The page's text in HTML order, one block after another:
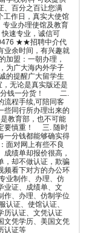
、百分之百让您满
工作日，真实大使馆
专业办理使馆及教育
速专业，诚信可
★★招聘中介代
业余时间，有兴趣就
加盟：一朝办理，
为广大海内外学子
的提醒广大留学生
无论是真实版还是
一分钱一分货！ 二.
流程手续,可陪同客
些同行所办理出来的
教育部，也不可能
要慎重！ 三. 随时
一分钱都能够确实得
面对网上有些不良
绩单却报价很高，
，却不做认证，欺骗
频看下对方的办公环
业制作、办理、仿
业证、成绩单、文
作、办理、仿制学位
认证、使馆认证、
历认证、文凭认证
文凭学历、美国文凭
认证等